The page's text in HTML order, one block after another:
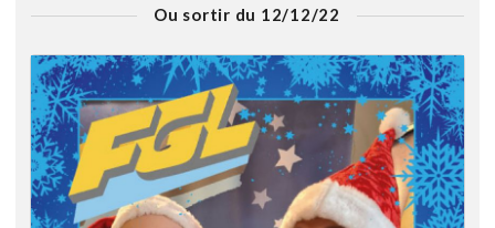
Ou sortir du 12/12/22